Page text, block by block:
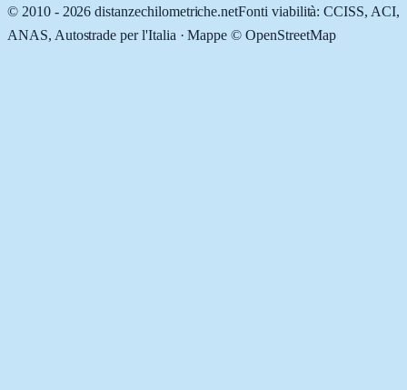
© 2010 - 2026 distanzechilometriche.netFonti viabilità: CCISS, ACI,
ANAS, Autostrade per l'Italia · Mappe © OpenStreetMap